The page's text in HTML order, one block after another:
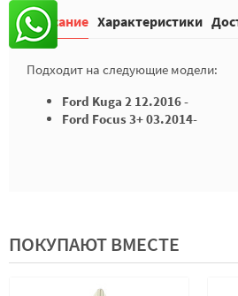
Описание Характеристики
Подходит на следующие модели:
Ford Kuga 2 12.2016 -
Ford Focus 3+ 03.2014-
ПОКУПАЮТ ВМЕСТЕ